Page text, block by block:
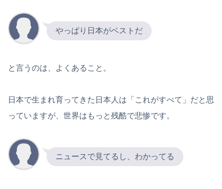
やっぱり日本がベストだ
と言うのは、よくあること。
日本で生まれ育ってきた日本人は「これがすべて」だと思
っていますが、世界はもっと残酷で悲惨です。
ニュースで見てるし、わかってる